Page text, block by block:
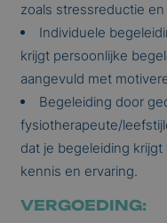
zoals stressreductie en
Individuele
krijgt persoonlijke
aangevuld met
Begeleiding door
fysiotherapeute/
dat je begeleiding
kennis en ervaring.
VERGOEDING: